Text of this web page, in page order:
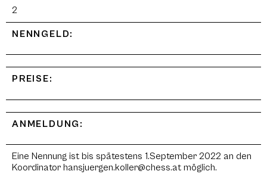
2
NENNGELD:
PREISE:
ANMELDUNG:
Eine Nennung ist bis spätestens 1.September 2022 an den
Koordinator hansjuergen.koller@chess.at möglich.